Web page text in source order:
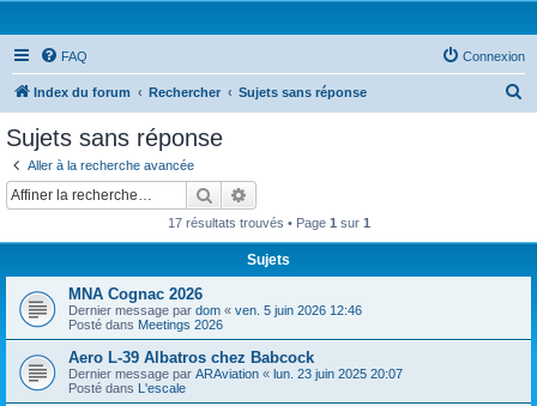
FAQ Connexion
Index du forum Rechercher Sujets sans réponse
Sujets sans réponse
Aller à la recherche avancée
Rechercher
17 résultats trouvés • Page 1 sur 1
Sujets
MNA Cognac 2026
Dernier message par dom « ven. 5 juin 2026 12:46
Posté dans Meetings 2026
Aero L-39 Albatros chez Babcock
Dernier message par ARAviation « lun. 23 juin 2025 20:07
Posté dans L'escale